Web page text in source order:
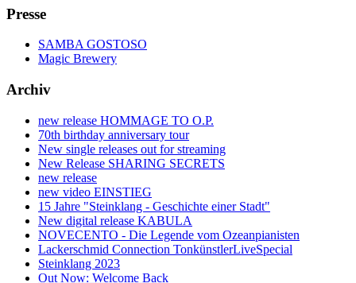
Presse
SAMBA GOSTOSO
Magic Brewery
Archiv
new release HOMMAGE TO O.P.
70th birthday anniversary tour
New single releases out for streaming
New Release SHARING SECRETS
new release
new video EINSTIEG
15 Jahre "Steinklang - Geschichte einer Stadt"
New digital release KABULA
NOVECENTO - Die Legende vom Ozeanpianisten
Lackerschmid Connection TonkünstlerLiveSpecial
Steinklang 2023
Out Now: Welcome Back